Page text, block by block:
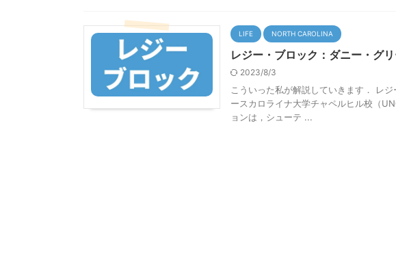
LIFE NORTH CAROLINA
レジー・ブロック：ダニー・グ
2023/8/3
こういった私が解説していきます． レ
ースカロライナ大学チャペルヒル校（
ョンは，シューテ ...